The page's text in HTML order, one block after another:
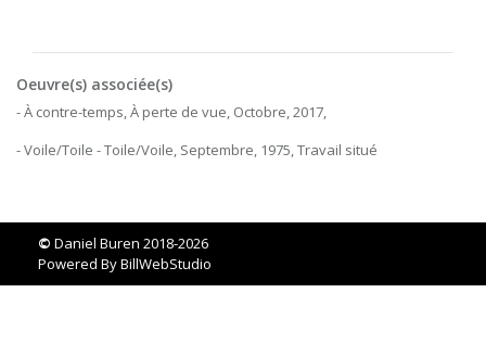
Oeuvre(s) associée(s)
- À contre-temps, À perte de vue, Octobre, 2017,
- Voile/Toile - Toile/Voile, Septembre, 1975, Travail situé
© Daniel Buren 2018-2026
Powered ByBillWebStudio